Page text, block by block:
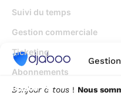
Bonjour à tous ! Nous
Suivi du temps
Gestion commerciale
Ticketing
Abonnements
Djaboo Vs